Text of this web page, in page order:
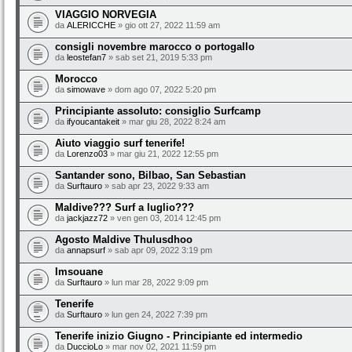
VIAGGIO NORVEGIA
da ALERICCHE » gio ott 27, 2022 11:59 am
consigli novembre marocco o portogallo
da leostefan7 » sab set 21, 2019 5:33 pm
Morocco
da simowave » dom ago 07, 2022 5:20 pm
Principiante assoluto: consiglio Surfcamp
da ifyoucantakeit » mar giu 28, 2022 8:24 am
Aiuto viaggio surf tenerife!
da Lorenzo03 » mar giu 21, 2022 12:55 pm
Santander sono, Bilbao, San Sebastian
da Surftauro » sab apr 23, 2022 9:33 am
Maldive??? Surf a luglio???
da jackjazz72 » ven gen 03, 2014 12:45 pm
Agosto Maldive Thulusdhoo
da annapsurf » sab apr 09, 2022 3:19 pm
Imsouane
da Surftauro » lun mar 28, 2022 9:09 pm
Tenerife
da Surftauro » lun gen 24, 2022 7:39 pm
Tenerife inizio Giugno - Principiante ed intermedio
da DuccioLo » mar nov 02, 2021 11:59 pm